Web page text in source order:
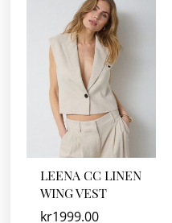
LEENA CC LINEN
WING VEST
kr1999.00